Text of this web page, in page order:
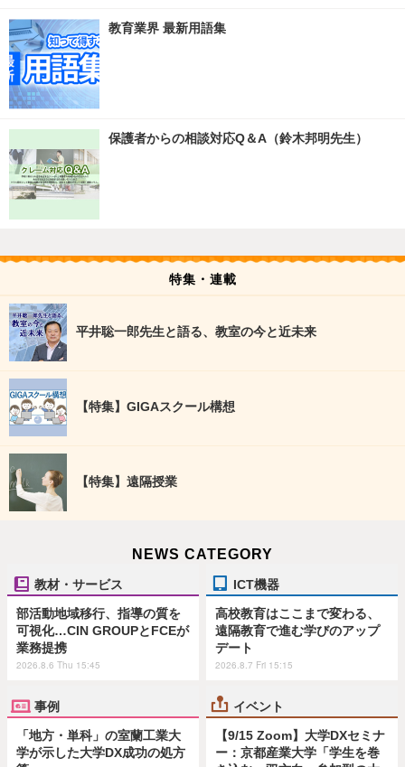
教育業界 最新用語集
保護者からの相談対応Q＆A（鈴木邦明先生）
特集・連載
平井聡一郎先生と語る、教室の今と近未来
【特集】GIGAスクール構想
【特集】遠隔授業
NEWS CATEGORY
教材・サービス
部活動地域移行、指導の質を
可視化…CIN GROUPとFCEが
業務提携
2026.8.6 Thu 15:45
ICT機器
高校教育はここまで変わる、
遠隔教育で進む学びのアップ
デート
2026.8.7 Fri 15:15
事例
「地方・単科」の室蘭工業大
学が示した大学DX成功の処方
イベント
【9/15 Zoom】大学DXセミナ
ー：京都産業大学「学生を巻